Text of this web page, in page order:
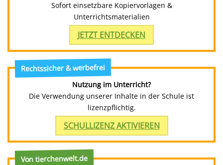
Sofort einsetzbare Kopiervorlagen &
Unterrichtsmaterialien
JETZT ENTDECKEN
Rechtssicher & werbefrei
Nutzung im Unterricht?
Die Verwendung unserer Inhalte in der Schule ist
lizenzpflichtig.
SCHULLIZENZ AKTIVIEREN
Von tierchenwelt.de